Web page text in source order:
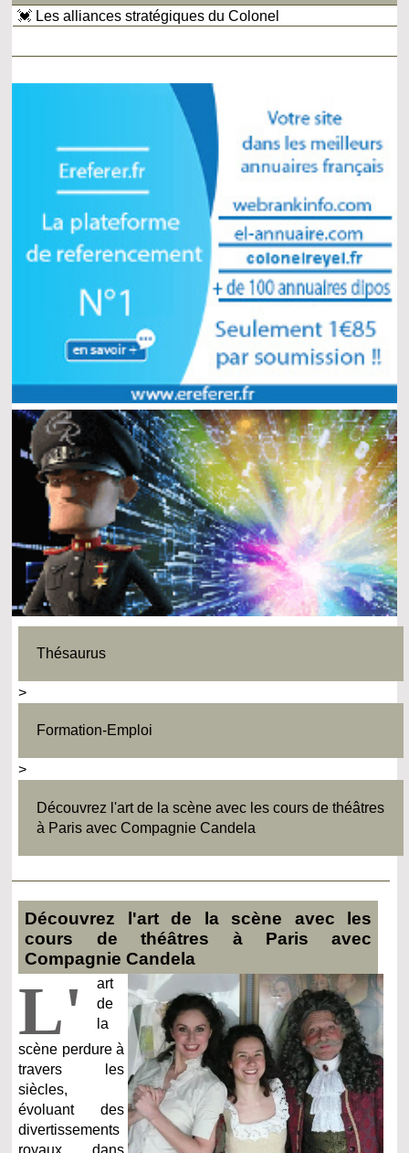
💓 Les alliances stratégiques du Colonel
Thésaurus
>
Formation-Emploi
>
Découvrez l'art de la scène avec les cours de théâtres
à Paris avec Compagnie Candela
Découvrez l'art de la scène avec les
cours de théâtres à Paris avec
Compagnie Candela
L'
art
de
la
scène perdure à
travers les
siècles,
évoluant des
divertissements
royaux dans